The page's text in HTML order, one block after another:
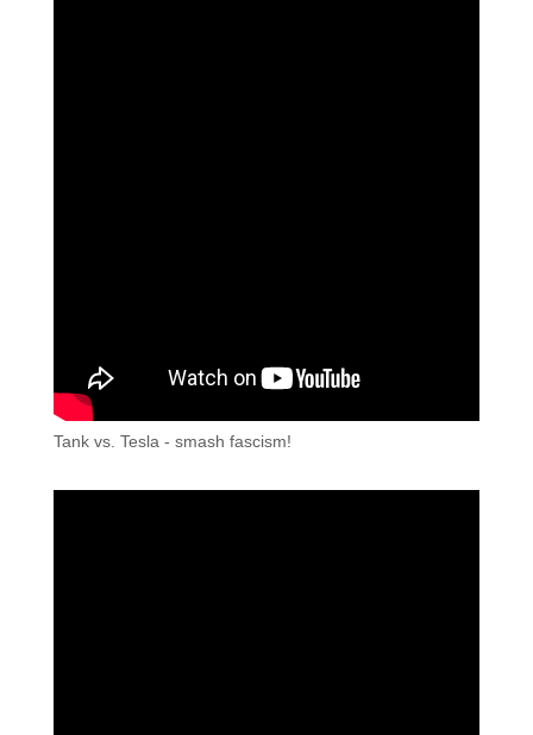
Tank vs. Tesla - smash fascism!